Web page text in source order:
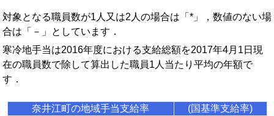
対象となる職員数が1人又は2人の場合は「*」，数値のない場
合は「－」としています．
寒冷地手当は2016年度における支給総額を2017年4月1日現
在の職員数で除して算出した職員1人当たり平均の年額で
す．
奈井江町の地域手当支給率
(国基準支給率)